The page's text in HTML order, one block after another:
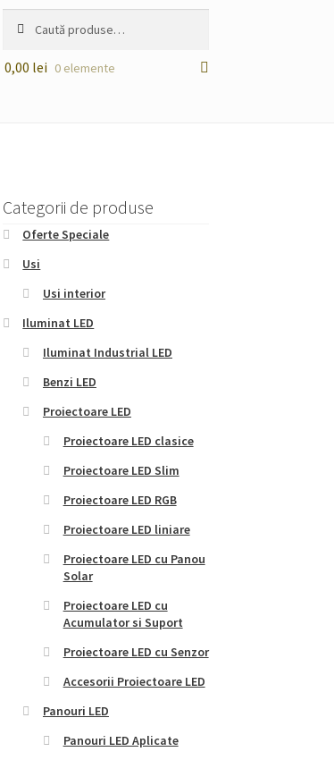
după:
0,00 lei 0 elemente
Categorii de produse
Oferte Speciale
Usi
Usi interior
Iluminat LED
Iluminat Industrial LED
Benzi LED
Proiectoare LED
Proiectoare LED clasice
Proiectoare LED Slim
Proiectoare LED RGB
Proiectoare LED liniare
Proiectoare LED cu Panou
Solar
Proiectoare LED cu
Acumulator si Suport
Proiectoare LED cu Senzor
Accesorii Proiectoare LED
Panouri LED
Panouri LED Aplicate